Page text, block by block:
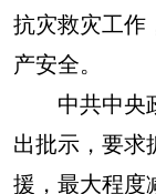
抗灾救灾工作
产安全。
中共中央政
出批示，要求
援，最大程度